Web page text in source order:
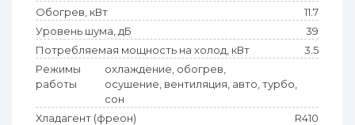
Обогрев, кВт
11.7
Уровень шума, дБ
39
Потребляемая мощность на холод, кВт
3.5
Режимы
работы
охлаждение, обогрев,
осушение, вентиляция, авто, турбо,
сон
Хладагент (фреон)
R410